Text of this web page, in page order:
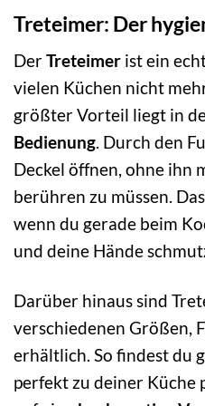
Treteimer: Der
DerTreteimer ist ein
vielen Küchen nicht
größter Vorteil liegt in
Bedienung. Durch den
Deckel öffnen, ohne ihn
berühren zu müssen.
wenn du gerade beim
und deine Hände
Darüber hinaus sind
verschiedenen Größen,
erhältlich. So findest du
perfekt zu deiner Küche